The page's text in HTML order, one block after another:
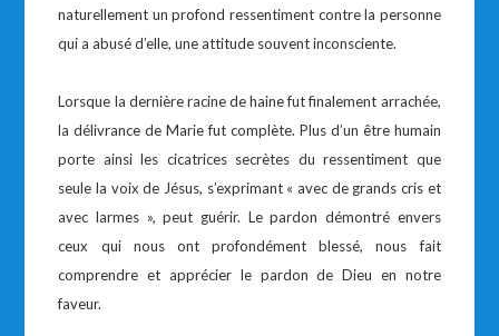
naturellement un profond ressentiment contre la personne
qui a abusé d’elle, une attitude souvent inconsciente.
Lorsque la dernière racine de haine fut finalement arrachée,
la délivrance de Marie fut complète. Plus d’un être humain
porte ainsi les cicatrices secrètes du ressentiment que
seule la voix de Jésus, s’exprimant « avec de grands cris et
avec larmes », peut guérir. Le pardon démontré envers
ceux qui nous ont profondément blessé, nous fait
comprendre et apprécier le pardon de Dieu en notre
faveur.